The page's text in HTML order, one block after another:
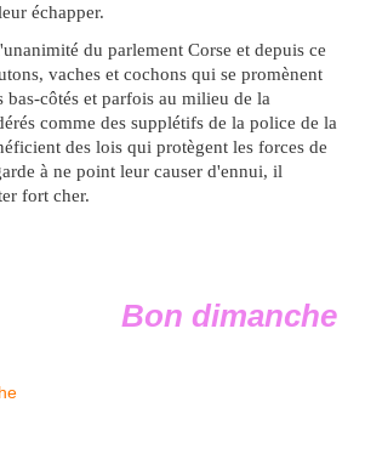
échapper.
du parlement Corse et depuis ce
vaches et cochons qui se promènent
bas-côtés et parfois au milieu de la
comme des supplétifs de la police de la
des lois qui protègent les forces de
à ne point leur causer d'ennui, il
fort cher.
Bon dimanche